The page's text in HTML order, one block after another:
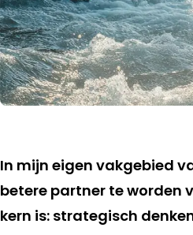
In mijn eigen vakgebied
betere partner te worden
kern is: strategisch